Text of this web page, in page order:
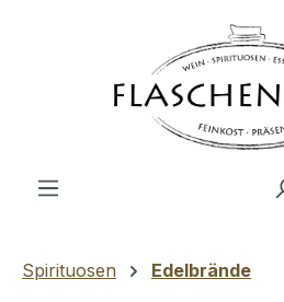
Spirituosen Edelbrände